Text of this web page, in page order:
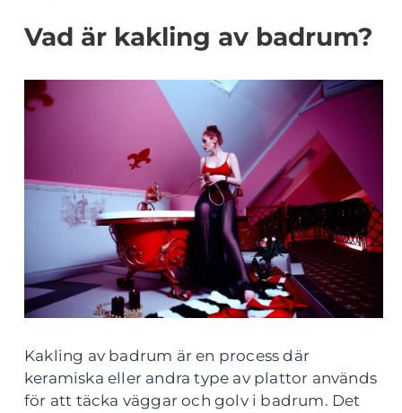
Vad är kakling av badrum?
Kakling av badrum är en process där
keramiska eller andra type av plattor används
för att täcka väggar och golv i badrum. Det